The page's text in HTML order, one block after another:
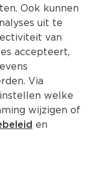
Ook kunnen
uit te
van
accepteert,
Via
welke
wijzigen of
en